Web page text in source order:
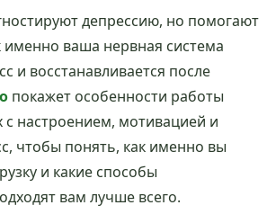
депрессию, но помогают
именно ваша нервная система
и восстанавливается после
покажет особенности работы
с настроением, мотивацией и
чтобы понять, как именно вы
и какие способы
вам лучше всего.